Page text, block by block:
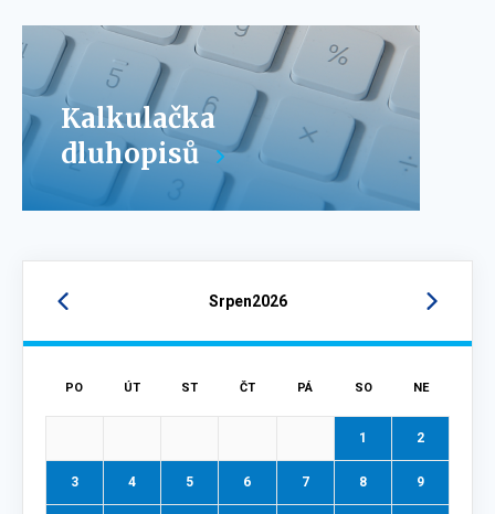
Kalkulačka
dluhopisů
Srpen2026
PO ÚT ST ČT PÁ SO NE
1 2
3 4 5 6 7 8 9